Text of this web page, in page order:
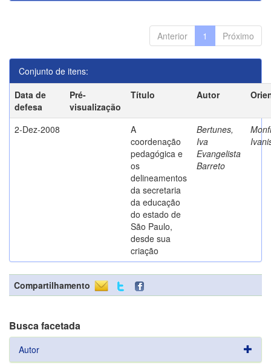
Anterior 1 Próximo
Conjunto de itens:
Data de
defesa
Pré-
visualização
Título Autor
2-Dez-2008
A
coordenação
pedagógica e
os
delineamentos
da secretaria
da educação
do estado de
São Paulo,
desde sua
criação
Bertunes,
Iva
Evangelista
Barreto
Compartilhamento
Busca facetada
Autor